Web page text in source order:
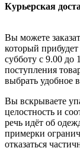
Курьерская
Вы можете
который
субботу с 9.00 до
поступления
выбрать удобное
Вы вскрываете
целостность и
речь идёт об
примерки
отказаться